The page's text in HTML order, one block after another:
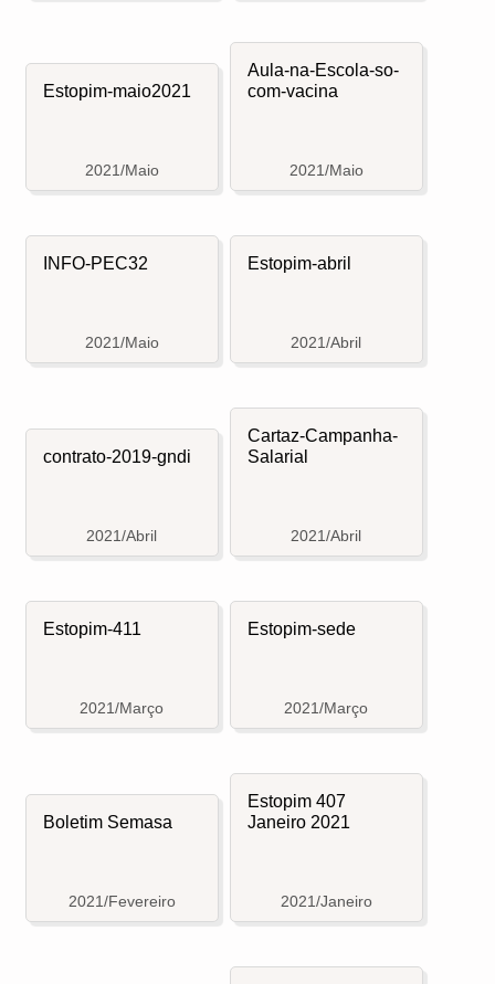
Estopim-maio2021
2021/Maio
Aula-na-Escola-so-
com-vacina
2021/Maio
INFO-PEC32
2021/Maio
Estopim-abril
2021/Abril
contrato-2019-gndi
2021/Abril
Cartaz-Campanha-
Salarial
2021/Abril
Estopim-411
2021/Março
Estopim-sede
2021/Março
Boletim Semasa
2021/Fevereiro
Estopim 407
Janeiro 2021
2021/Janeiro